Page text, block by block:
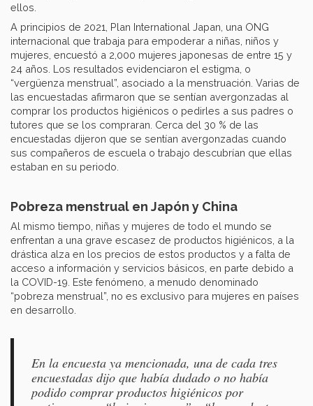
ellos.
A principios de 2021, Plan International Japan, una ONG
internacional que trabaja para empoderar a niñas, niños y
mujeres, encuestó a 2,000 mujeres japonesas de entre 15 y
24 años. Los resultados evidenciaron el estigma, o
“vergüenza menstrual”, asociado a la menstruación. Varias de
las encuestadas afirmaron que se sentían avergonzadas al
comprar los productos higiénicos o pedirles a sus padres o
tutores que se los compraran. Cerca del 30 % de las
encuestadas dijeron que se sentían avergonzadas cuando
sus compañeros de escuela o trabajo descubrían que ellas
estaban en su periodo.
Pobreza menstrual en Japón y China
Al mismo tiempo, niñas y mujeres de todo el mundo se
enfrentan a una grave escasez de productos higiénicos, a la
drástica alza en los precios de estos productos y a falta de
acceso a información y servicios básicos, en parte debido a
la COVID-19. Este fenómeno, a menudo denominado
“pobreza menstrual”, no es exclusivo para mujeres en países
en desarrollo.
En la encuesta ya mencionada, una de cada tres
encuestadas dijo que había dudado o no había
podido comprar productos higiénicos por